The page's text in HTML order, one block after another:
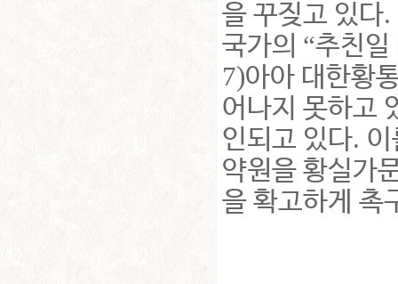
을 꾸짖고 있다.
국가의 “추친일
7)아아 대한황
어나지 못하고
인되고 있다.
약원을 황실가
을 확고하게 촉